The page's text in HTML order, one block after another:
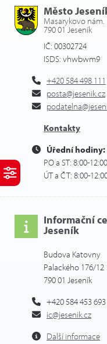
Město
Masarykovo nám.
790 01 Jeseník
IČ: 00302724
ISDS: vhwbwm9
+420 584 498 111
posta@jesenik.cz
Kontakty
Úřední hodiny:
PO a ST: 8:00-
ÚT a ČT: 8:00-
Informační
Jeseník
Budova Katovny
Palackého 176/12
790 01 Jeseník
+420 584 453 693
ic@jesenik.cz
Další informace